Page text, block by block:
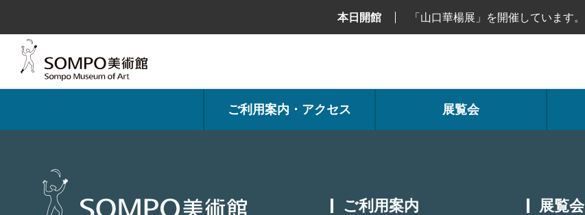
ン
ッ
本日開館 「山口華楊展」を開催しています。
ご利用案内・アクセス 展覧会
ご利用案内 展覧会